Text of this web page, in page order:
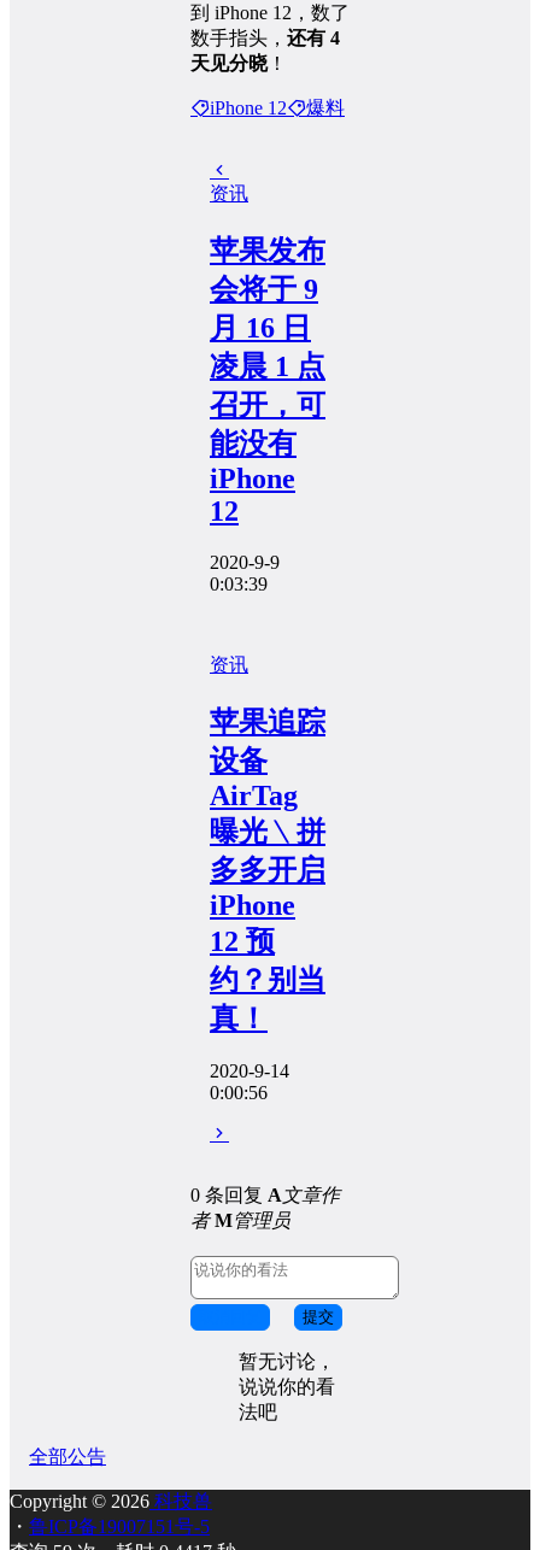
到 iPhone 12，数了
数手指头， 还有 4
天见分晓！
iPhone 12 爆料
资讯
苹果发布
会将于 9
月 16 日
凌晨 1 点
召开，可
能没有
iPhone
12
2020-9-9
0:03:39
资讯
苹果追踪
设备
AirTag
曝光﹨拼
多多开启
iPhone
12 预
约？别当
真！
2020-9-14
0:00:56
0 条回复 A文章作
者 M管理员
提交
暂无讨论，
说说你的看
法吧
全部公告
Copyright © 2026 科技兽
・ 鲁ICP备19007151号-5